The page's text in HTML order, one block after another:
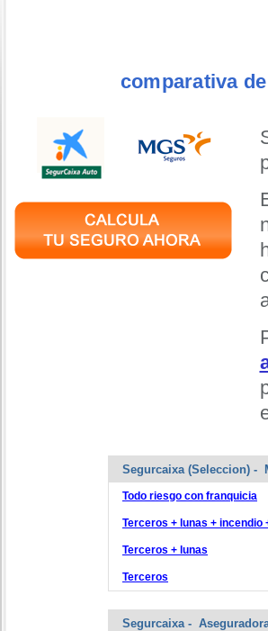
comparativa
Segurcaixa (Seleccion) -
Todo riesgo con franquicia
Terceros + lunas + incendio
Terceros + lunas
Terceros
Segurcaixa -